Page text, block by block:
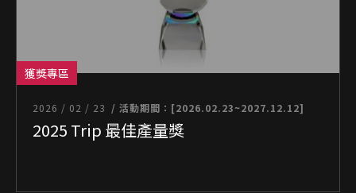
獲獎專區
2026 / 02 / 23 / 活動期間：[2026.02.23~2027.12.12]
2025 Trip 最佳產量獎